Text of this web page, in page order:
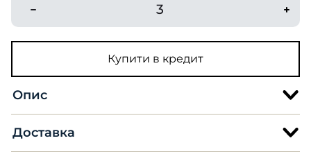
3
Купити в кредит
Опис
Доставка